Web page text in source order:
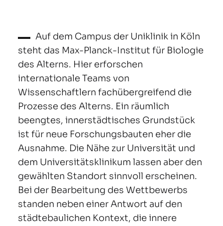
Auf dem Campus der Uniklinik in Köln
steht das Max-Planck-Institut für Biologie
des Alterns. Hier erforschen
internationale Teams von
Wissenschaftlern fachübergreifend die
Prozesse des Alterns. Ein räumlich
beengtes, innerstädtisches Grundstück
ist für neue Forschungsbauten eher die
Ausnahme. Die Nähe zur Universität und
dem Universitätsklinikum lassen aber den
gewählten Standort sinnvoll erscheinen.
Bei der Bearbeitung des Wettbewerbs
standen neben einer Antwort auf den
städtebaulichen Kontext, die innere